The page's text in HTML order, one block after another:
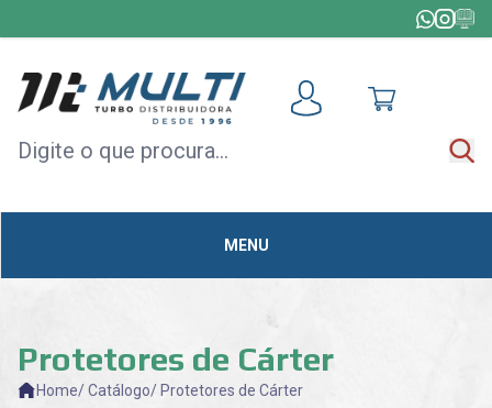
MENU
TODAS AS CATEGORIAS+
MÓDULOS
ACELERAÇÃO
OUTLET
Protetores de Cárter
Home/ Catálogo/ Protetores de Cárter